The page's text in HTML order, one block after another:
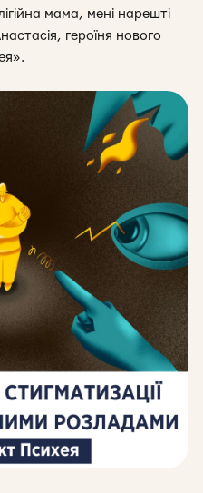
мама, мені нарешті
героїня нового